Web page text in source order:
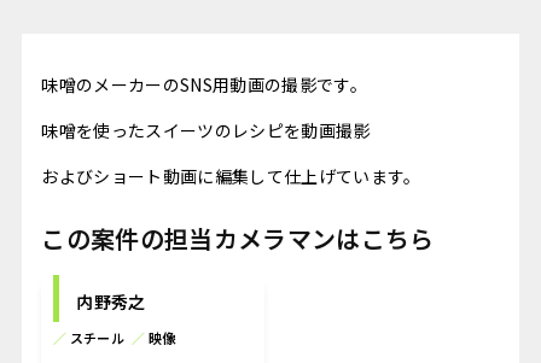
味噌のメーカーのSNS用動画の撮影です。
味噌を使ったスイーツのレシピを動画撮影
およびショート動画に編集して仕上げています。
この案件の担当カメラマンはこちら
内野秀之
／ スチール ／映像